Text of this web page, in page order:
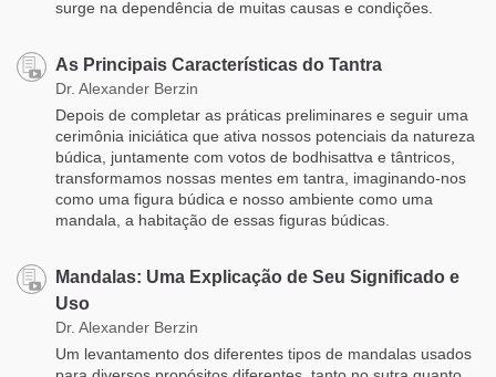
surge na dependência de muitas causas e condições.
As Principais Características do Tantra
Dr. Alexander Berzin
Depois de completar as práticas preliminares e seguir uma
cerimônia iniciática que ativa nossos potenciais da natureza
búdica, juntamente com votos de bodhisattva e tântricos,
transformamos nossas mentes em tantra, imaginando-nos
como uma figura búdica e nosso ambiente como uma
mandala, a habitação de essas figuras búdicas.
Mandalas: Uma Explicação de Seu Significado e
Uso
Dr. Alexander Berzin
Um levantamento dos diferentes tipos de mandalas usados